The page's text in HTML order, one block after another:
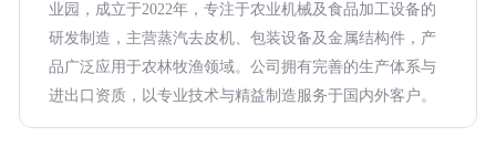
业园，成立于2022年，专注于农业机械及食品加工设备的
研发制造，主营蒸汽去皮机、包装设备及金属结构件，产
品广泛应用于农林牧渔领域。公司拥有完善的生产体系与
进出口资质，以专业技术与精益制造服务于国内外客户。